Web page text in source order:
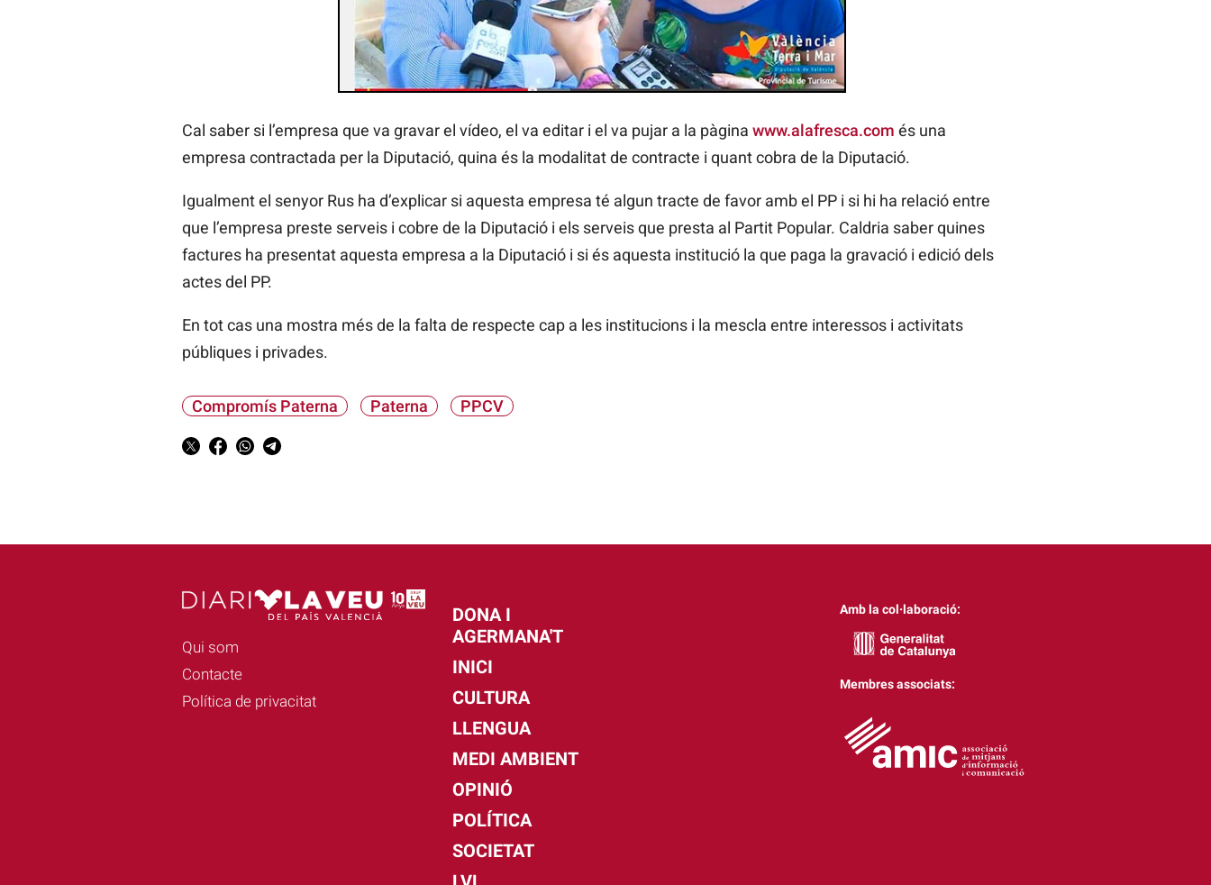
Cal saber si l’empresa que va gravar el vídeo, el va editar i el va pujar a la pàgina www.alafresca.com és una
empresa contractada per la Diputació, quina és la modalitat de contracte i quant cobra de la Diputació.
Igualment el senyor Rus ha d’explicar si aquesta empresa té algun tracte de favor amb el PP i si hi ha relació entre
que l’empresa preste serveis i cobre de la Diputació i els serveis que presta al Partit Popular. Caldria saber quines
factures ha presentat aquesta empresa a la Diputació i si és aquesta institució la que paga la gravació i edició dels
actes del PP.
En tot cas una mostra més de la falta de respecte cap a les institucions i la mescla entre interessos i activitats
públiques i privades.
Compromís Paterna Paterna PPCV
Qui som
Contacte
Política de privacitat
DONA I
AGERMANA'T
INICI
CULTURA
LLENGUA
MEDI AMBIENT
OPINIÓ
POLÍTICA
SOCIETAT
Amb la col·laboració:
Membres associats: